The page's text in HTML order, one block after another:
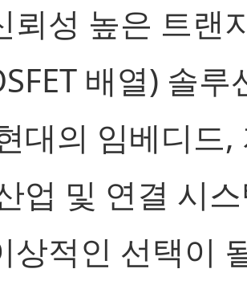
뢰성 높은 트랜
배열) 솔루
대의 임베디드,
업 및 연결 시
상적인 선택이